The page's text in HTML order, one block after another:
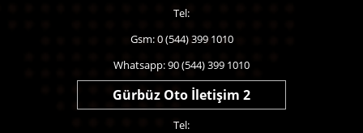
Tel:
Gsm: 0 (544) 399 1010
Whatsapp: 90 (544) 399 1010
Gürbüz Oto İletişim 2
Tel: